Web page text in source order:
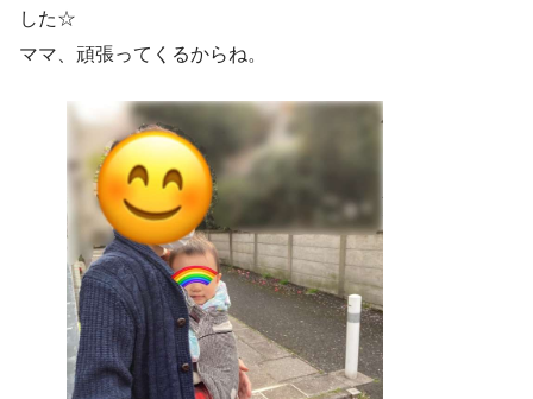
した☆
ママ、頑張ってくるからね。